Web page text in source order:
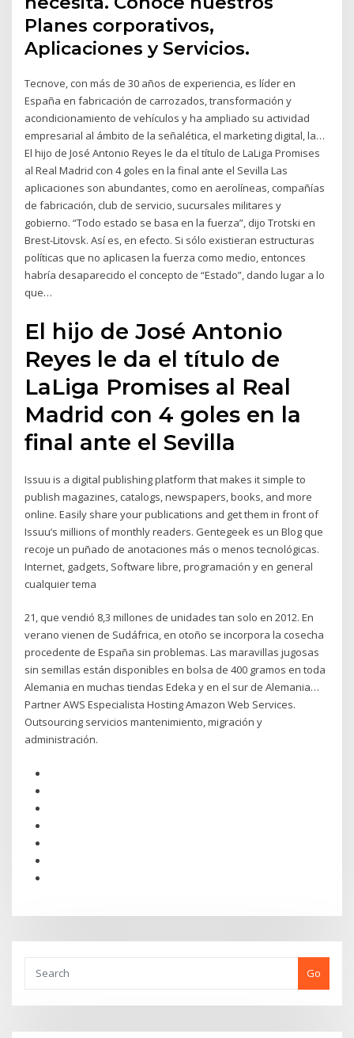
Planes corporativos,
Aplicaciones y Servicios.
Tecnove, con más de 30 años de experiencia, es líder en
España en fabricación de carrozados, transformación y
acondicionamiento de vehículos y ha ampliado su actividad
empresarial al ámbito de la señalética, el marketing digital, la…
El hijo de José Antonio Reyes le da el título de LaLiga Promises
al Real Madrid con 4 goles en la final ante el Sevilla Las
aplicaciones son abundantes, como en aerolíneas, compañías
de fabricación, club de servicio, sucursales militares y
gobierno. “Todo estado se basa en la fuerza”, dijo Trotski en
Brest-Litovsk. Así es, en efecto. Si sólo existieran estructuras
políticas que no aplicasen la fuerza como medio, entonces
habría desaparecido el concepto de “Estado”, dando lugar a lo
que…
El hijo de José Antonio
Reyes le da el título de
LaLiga Promises al Real
Madrid con 4 goles en la
final ante el Sevilla
Issuu is a digital publishing platform that makes it simple to
publish magazines, catalogs, newspapers, books, and more
online. Easily share your publications and get them in front of
Issuu’s millions of monthly readers. Gentegeek es un Blog que
recoje un puñado de anotaciones más o menos tecnológicas.
Internet, gadgets, Software libre, programación y en general
cualquier tema
21, que vendió 8,3 millones de unidades tan solo en 2012. En
verano vienen de Sudáfrica, en otoño se incorpora la cosecha
procedente de España sin problemas. Las maravillas jugosas
sin semillas están disponibles en bolsa de 400 gramos en toda
Alemania en muchas tiendas Edeka y en el sur de Alemania…
Partner AWS Especialista Hosting Amazon Web Services.
Outsourcing servicios mantenimiento, migración y
administración.
Go